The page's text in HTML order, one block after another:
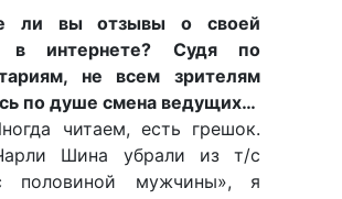
ли вы отзывы о своей
в интернете? Судя по
не всем зрителям
по душе смена ведущих…
читаем, есть грешок.
Шина убрали из т/с
половиной мужчины», я